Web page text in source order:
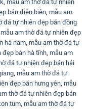
mẫu am thờ đá tự nhiên
bán điện biên mẫu am
đá tự nhiên đẹp bán đồng
mẫu am thờ đá tự nhiên đẹp
hà nam mẫu am thờ đá tự
đẹp bán hà tĩnh mẫu am
đá tự nhiên đẹp bán hải
mẫu am thờ đá tự
đẹp bán hưng yên mẫu
thờ đá tự nhiên đẹp bán
tum mẫu am thờ đá tự